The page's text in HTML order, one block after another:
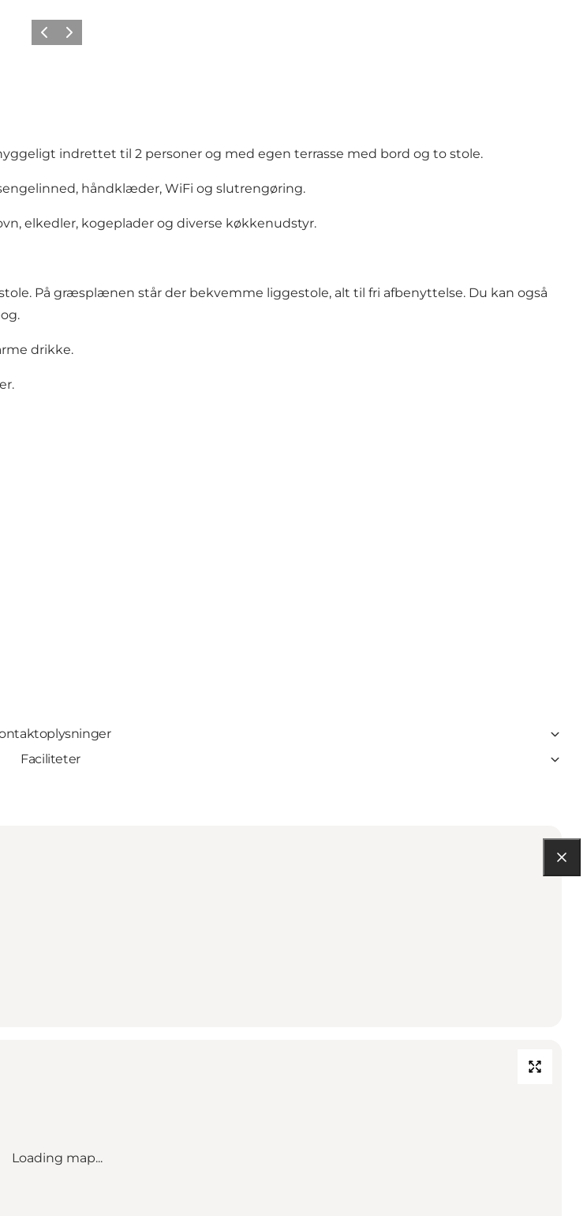
ForrigeNæste
indrettet til 2 personer og med egen terrasse med bord og to stole.
håndklæder, WiFi og slutrengøring.
elkedler, kogeplader og diverse køkkenudstyr.
På græsplænen står der bekvemme liggestole, alt til fri afbenyttelse. Du kan også
drikke.
Faciliteter
Loading map...